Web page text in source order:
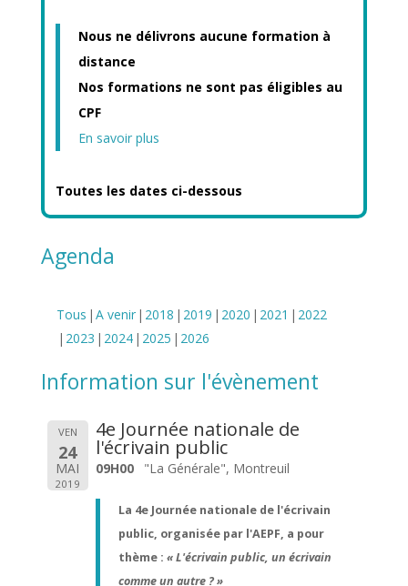
Nous ne délivrons aucune formation à
distance
Nos formations ne sont pas éligibles au
CPF
En savoir plus
Toutes les dates ci-dessous
Agenda
Tous A venir 2018 2019 2020 2021
2022
2023
2024 2025 2026
Information sur l'évènement
VEN
24
MAI
2019
4e Journée nationale de
l'écrivain public
09H00 "La Générale", Montreuil
La 4e Journée nationale de l'écrivain
public, organisée par l'AEPF, a pour
thème : « L'écrivain public, un écrivain
comme un autre ? »